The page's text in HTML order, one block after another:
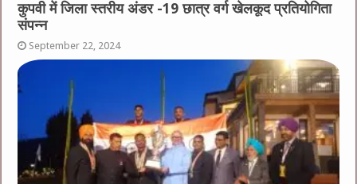
कुपवी में जिला स्तरीय अंडर -19 छात्र वर्ग खेलकूद प्रतियोगिता
संपन्न
September 22, 2024